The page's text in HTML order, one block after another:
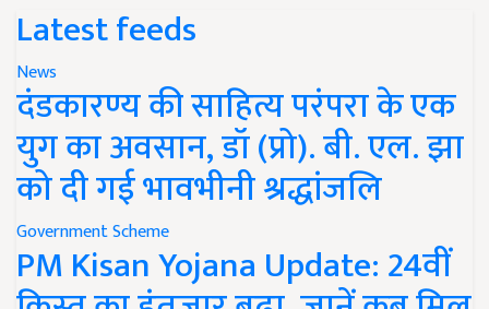
Latest feeds
News
दंडकारण्य की साहित्य परंपरा के एक
युग का अवसान, डॉ (प्रो). बी. एल. झा
को दी गई भावभीनी श्रद्धांजलि
Government Scheme
PM Kisan Yojana Update: 24वीं